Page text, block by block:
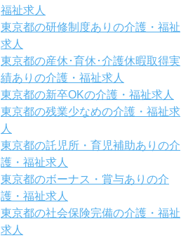
福祉求人
東京都の研修制度ありの介護・福祉
求人
東京都の産休･育休･介護休暇取得実
績ありの介護・福祉求人
東京都の新卒OKの介護・福祉求人
東京都の残業少なめの介護・福祉求
人
東京都の託児所・育児補助ありの介
護・福祉求人
東京都のボーナス・賞与ありの介
護・福祉求人
東京都の社会保険完備の介護・福祉
求人